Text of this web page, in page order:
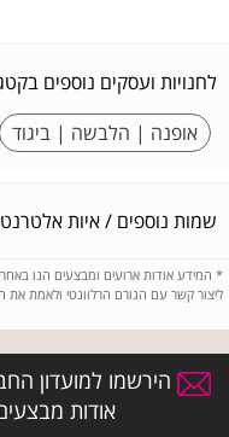
לחנויות ועסקים נוספים
אופנה | הלבשה | ביגוד
שמות נוספים / איות
* המידע אודות ארועים ומבצעים הנו
ליצור קשר עם הגורם הרלוונטי ולאמת
הירשמו למועדון
אודות